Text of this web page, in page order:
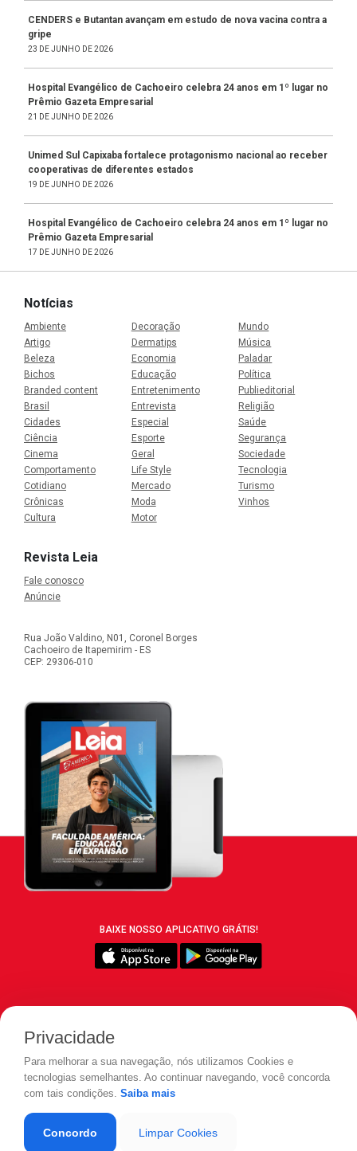
CENDERS e Butantan avançam em estudo de nova vacina contra a
gripe
23 DE JUNHO DE 2026
Hospital Evangélico de Cachoeiro celebra 24 anos em 1º lugar no
Prêmio Gazeta Empresarial
21 DE JUNHO DE 2026
Unimed Sul Capixaba fortalece protagonismo nacional ao receber
cooperativas de diferentes estados
19 DE JUNHO DE 2026
Hospital Evangélico de Cachoeiro celebra 24 anos em 1º lugar no
Prêmio Gazeta Empresarial
17 DE JUNHO DE 2026
Notícias
Ambiente
Artigo
Beleza
Bichos
Branded content
Brasil
Cidades
Ciência
Cinema
Comportamento
Cotidiano
Crônicas
Cultura
Decoração
Dermatips
Economia
Educação
Entretenimento
Entrevista
Especial
Esporte
Geral
Life Style
Mercado
Moda
Motor
Mundo
Música
Paladar
Política
Publieditorial
Religião
Saúde
Segurança
Sociedade
Tecnologia
Turismo
Vinhos
Revista Leia
Fale conosco
Anúncie
Rua João Valdino, N01, Coronel Borges
Cachoeiro de Itapemirim - ES
CEP: 29306-010
BAIXE NOSSO APLICATIVO GRÁTIS!
Privacidade
Para melhorar a sua navegação, nós utilizamos Cookies e
tecnologias semelhantes. Ao continuar navegando, você concorda
com tais condições. Saiba mais
Concordo Limpar Cookies